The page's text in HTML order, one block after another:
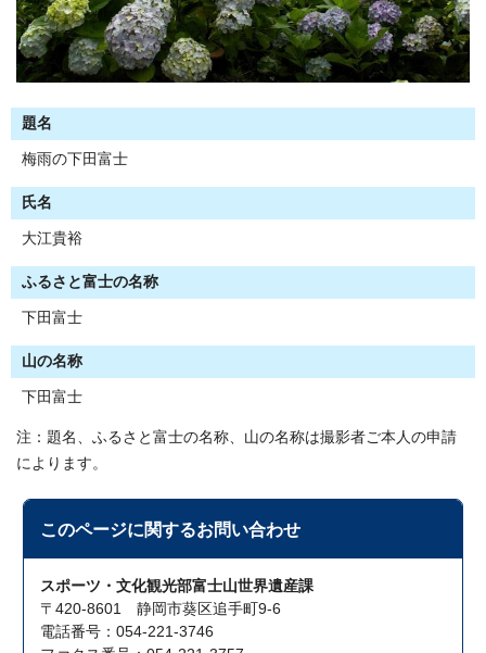
題名
梅雨の下田富士
氏名
大江貴裕
ふるさと富士の名称
下田富士
山の名称
下田富士
注：題名、ふるさと富士の名称、山の名称は撮影者ご本人の申請
によります。
このページに関するお問い合わせ
スポーツ・文化観光部富士山世界遺産課
〒420-8601 静岡市葵区追手町9-6
電話番号：054-221-3746